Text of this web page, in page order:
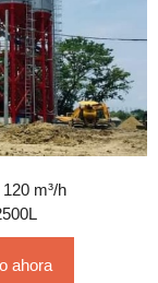
m³/h
ahora